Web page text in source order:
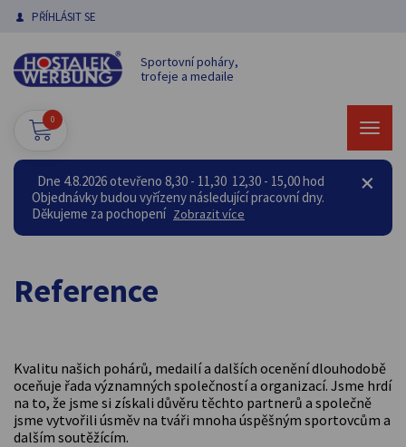
PŘÍHLÁSIT SE
Sportovní poháry,
trofeje a medaile
0
Dne 4.8.2026 otevřeno 8,30 - 11,30 12,30 - 15,00 hod
Objednávky budou vyřízeny následující pracovní dny.
Děkujeme za pochopení Zobrazit více
Reference
Kvalitu našich pohárů, medailí a dalších ocenění dlouhodobě
oceňuje řada významných společností a organizací. Jsme hrdí
na to, že jsme si získali důvěru těchto partnerů a společně
jsme vytvořili úsměv na tváři mnoha úspěšným sportovcům a
dalším soutěžícím.